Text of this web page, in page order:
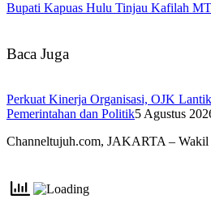
Bupati Kapuas Hulu Tinjau Kafilah
Baca Juga
Perkuat Kinerja Organisasi, OJK
Pemerintahan dan Politik5 Agustus
Channeltujuh.com, JAKARTA –